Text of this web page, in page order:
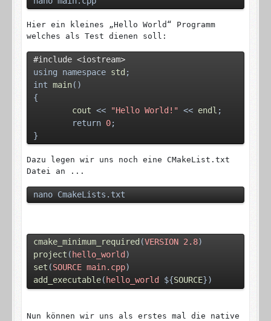
Hier ein kleines „Hello World“ Programm
welches als Test dienen soll:
#include <iostream>
using namespace std ;
int main()
{
cout << "Hello World!" << endl ;
return 0;
}
Dazu legen wir uns noch eine CMakeList.txt
Datei an ...
nano CmakeLists.txt
cmake_minimum_required (VERSION 2.8)
project ( hello_world )
set (SOURCE main.cpp)
add_executable( hello_world ${SOURCE})
Nun können wir uns als erstes mal die native